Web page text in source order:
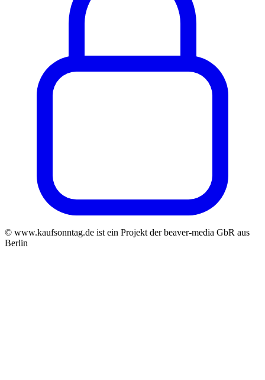
© www.kaufsonntag.de ist ein Projekt der beaver-media GbR aus
Berlin